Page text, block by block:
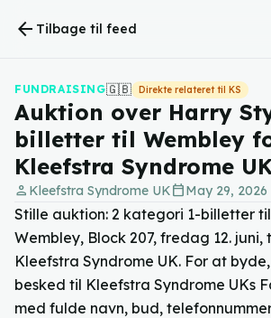
arrow_back Tilbage til feed
FUNDRAISING🇬🇧 Direkte relateret til KS
Auktion over Harry
billetter til Wembley
Kleefstra Syndrome
person Kleefstra Syndrome UKcalendar_todayMay 29, 2026
Stille auktion: 2 kategori 1-billetter
Wembley, Block 207, fredag 12.
Kleefstra Syndrome UK. For at
besked til Kleefstra Syndrome UKs
med fulde navn, bud,